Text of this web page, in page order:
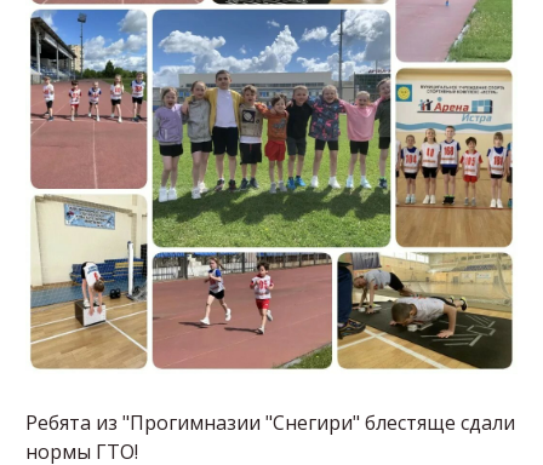
Ребята из "Прогимназии "Снегири" блестяще сдали
нормы ГТО!